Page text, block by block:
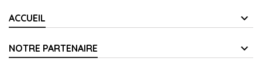
ACCUEIL
NOTRE PARTENAIRE